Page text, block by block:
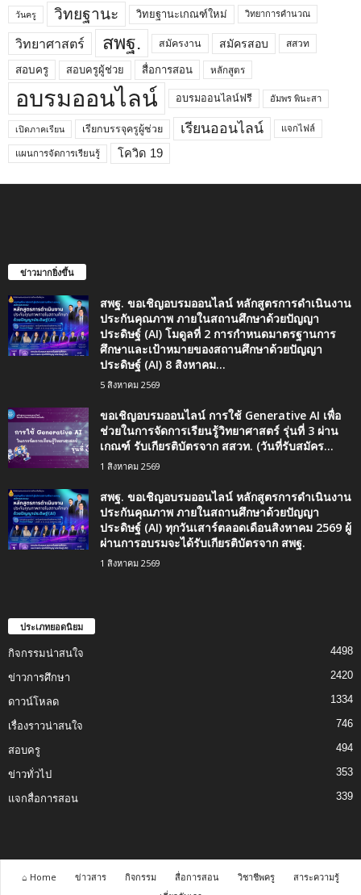
วันครู วิทยฐานะ วิทยฐานะเกณฑ์ใหม่ วิทยาการคำนวณ
วิทยาศาสตร์ สพฐ. สมัครงาน สมัครสอบ สสวท
สอบครู สอบครูผู้ช่วย สื่อการสอน หลักสูตร
อบรมออนไลน์ อบรมออนไลน์ฟรี อัมพร พินะสา
เปิดภาคเรียน เรียกบรรจุครูผู้ช่วย เรียนออนไลน์ แจกไฟล์
แผนการจัดการเรียนรู้ โควิด 19
ข่าวมากยิ่งขึ้น
สพฐ. ขอเชิญอบรมออนไลน์ หลักสูตรการดำเนินงาน
ประกันคุณภาพ ภายในสถานศึกษาด้วยปัญญา
ประดิษฐ์ (AI) โมดูลที่ 2 การกำหนดมาตรฐานการ
ศึกษาและเป้าหมายของสถานศึกษาด้วยปัญญา
ประดิษฐ์ (AI) 8 สิงหาคม...
5 สิงหาคม 2569
ขอเชิญอบรมออนไลน์ การใช้ Generative AI เพื่อ
ช่วยในการจัดการเรียนรู้วิทยาศาสตร์ รุ่นที่ 3 ผ่าน
เกณฑ์ รับเกียรติบัตรจาก สสวท. (วันที่รับสมัคร...
1 สิงหาคม 2569
สพฐ. ขอเชิญอบรมออนไลน์ หลักสูตรการดำเนินงาน
ประกันคุณภาพ ภายในสถานศึกษาด้วยปัญญา
ประดิษฐ์ (AI) ทุกวันเสาร์ตลอดเดือนสิงหาคม 2569 ผู้
ผ่านการอบรมจะได้รับเกียรติบัตรจาก สพฐ.
1 สิงหาคม 2569
ประเภทยอดนิยม
กิจกรรมน่าสนใจ 4498
ข่าวการศึกษา 2420
ดาวน์โหลด 1334
เรื่องราวน่าสนใจ 746
สอบครู 494
ข่าวทั่วไป 353
แจกสื่อการสอน 339
⌂ Home ข่าวสาร กิจกรรม สื่อการสอน วิชาชีพครู
สาระความรู้